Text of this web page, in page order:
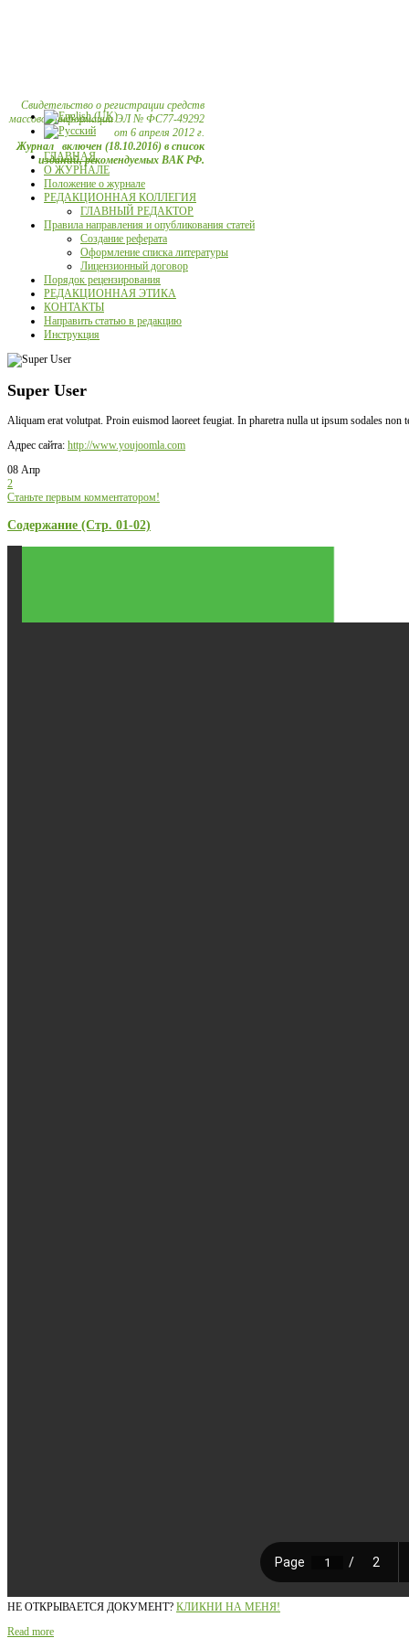
Свидетельство о регистрации средств
массовой информации ЭЛ № ФС77-49292
от 6 апреля 2012 г.
Журнал включен (18.10.2016) в список
изданий, рекомендуемых ВАК РФ.
ГЛАВНАЯ
О ЖУРНАЛЕ
Положение о журнале
РЕДАКЦИОННАЯ КОЛЛЕГИЯ
ГЛАВНЫЙ РЕДАКТОР
Правила направления и опубликования статей
Создание реферата
Оформление списка литературы
Лицензионный договор
Порядок рецензирования
РЕДАКЦИОННАЯ ЭТИКА
КОНТАКТЫ
Направить статью в редакцию
Инструкция
Super User
Aliquam erat volutpat. Proin euismod laoreet feugiat. In pharetra nulla ut ipsum sodales
Адрес сайта: http://www.youjoomla.com
08 Апр
2
Станьте первым комментатором!
Содержание (Стр. 01-02)
НЕ ОТКРЫВАЕТСЯ ДОКУМЕНТ? КЛИКНИ НА МЕНЯ!
Read more